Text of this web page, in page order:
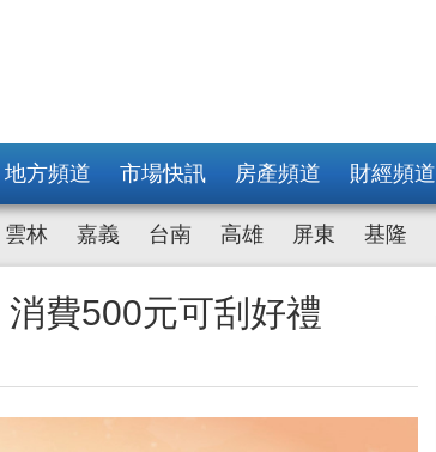
地方頻道 市場快訊 房產頻道 財經頻道
雲林 嘉義 台南 高雄 屏東 基隆
費500元可刮好禮